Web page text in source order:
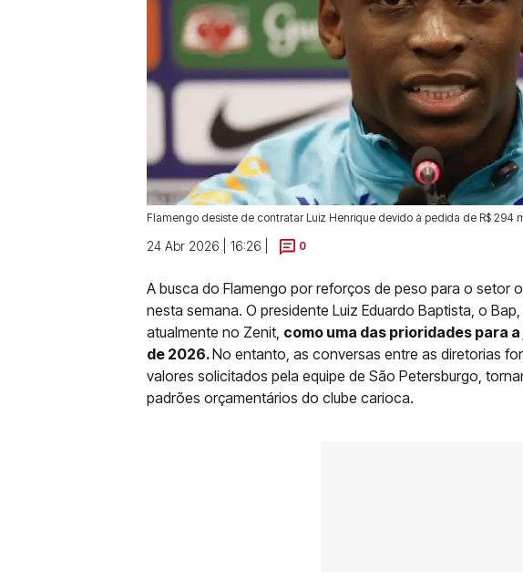
Flamengo desiste de contratar Luiz Henrique devido à pedida de R$ 294
24 Abr 2026 | 16:26 | 0
A busca do Flamengo por reforços de peso para o setor
nesta semana. O presidente Luiz Eduardo Baptista, o
atualmente no Zenit, como uma das prioridades para
de 2026.No entanto, as conversas entre as diretorias
valores solicitados pela equipe de São Petersburgo,
padrões orçamentários do clube carioca.